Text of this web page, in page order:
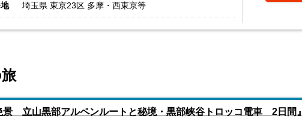
埼玉県 東京23区 多摩・西東京等
景 立山黒部アルペンルートと秘境・黒部峡谷トロッコ電車 2日間』